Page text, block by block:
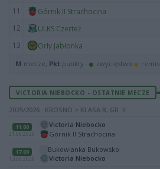
11
Górnik II Strachocina
12
ULKS Czerteż
13
Orły Jabłonka
M mecze, Pkt punkty · zwycięstwo remis
VICTORIA NIEBOCKO - OSTATNIE MECZE
2025/2026 · KROSNO > KLASA B, GR. II
11:00
21.06.2026
Victoria Niebocko
Górnik II Strachocina
17:00
13.06.2026
Bukowianka Bukowsko
Victoria Niebocko